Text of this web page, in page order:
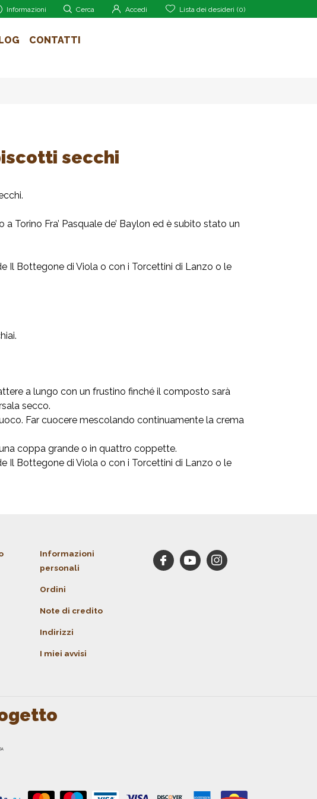
Informazioni Cerca Accedi Lista dei desideri (0)
CONTATTI
secchi
Fra’ Pasquale de’ Baylon ed è subito stato un
Il Bottegone di Viola o con i Torcettini di Lanzo o le
a lungo con un frustino finché il composto sarà
secco.
Far cuocere mescolando continuamente la crema
coppa grande o in quattro coppette.
Il Bottegone di Viola o con i Torcettini di Lanzo o le
Informazioni
personali
Ordini
Note di credito
Indirizzi
I miei avvisi